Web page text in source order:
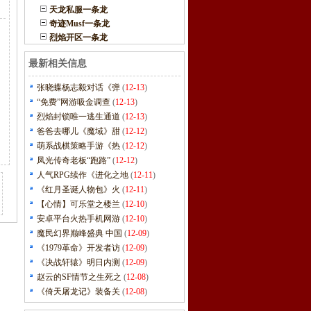
天龙私服一条龙
奇迹Musf一条龙
烈焰开区一条龙
最新相关信息
张晓蝶杨志毅对话《弹 (12-13)
“免费”网游吸金调查 (12-13)
烈焰封锁唯一逃生通道 (12-13)
爸爸去哪儿《魔域》甜 (12-12)
萌系战棋策略手游《热 (12-12)
凤光传奇老板“跑路” (12-12)
人气RPG续作《进化之地 (12-11)
《红月圣诞人物包》火 (12-11)
【心情】可乐堂之楼兰 (12-10)
安卓平台火热手机网游 (12-10)
魔民幻界巅峰盛典 中国 (12-09)
《1979革命》开发者访 (12-09)
《决战轩辕》明日内测 (12-09)
赵云的SF情节之生死之 (12-08)
《倚天屠龙记》装备关 (12-08)